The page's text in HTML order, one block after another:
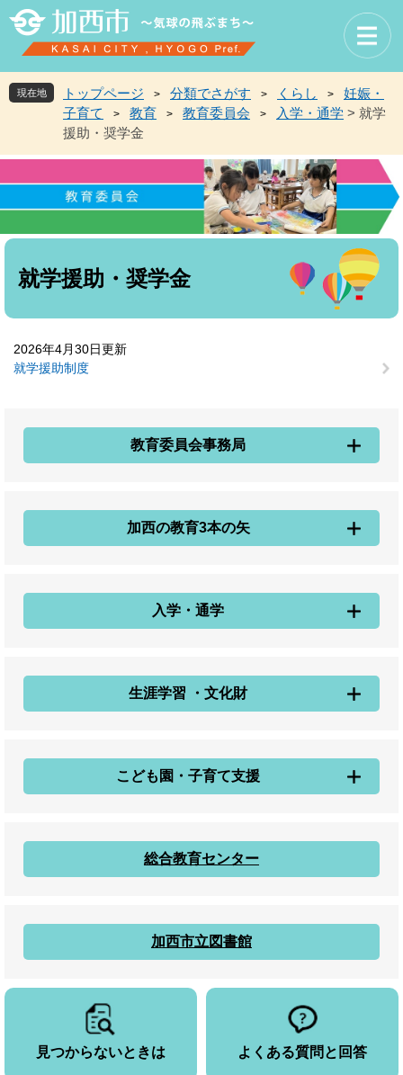
先
頭
。
を
飛
て
現在地 トップページ > 分類でさがす > くらし >
妊娠・
子育て
> 教育 > 教育委員会 > 入学・通学 > 就学
援助・奨学金
本
就学援助・奨学金
2026年4月30日更新
就学援助制度
教育委員会事務局
加西の教育3本の矢
入学・通学
生涯学習 ・文化財
こども園・子育て支援
総合教育センター
加西市立図書館
見つからないときは よくある質問と回答